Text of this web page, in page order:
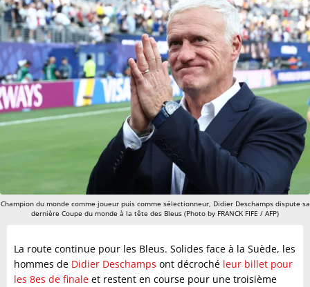
Champion du monde comme joueur puis comme sélectionneur, Didier Deschamps dispute sa
dernière Coupe du monde à la tête des Bleus (Photo by FRANCK FIFE / AFP)
La route continue pour les Bleus. Solides face à la Suède, les
hommes de Didier Deschamps ont décroché leur billet pour
les 8es de finale et restent en course pour une troisième